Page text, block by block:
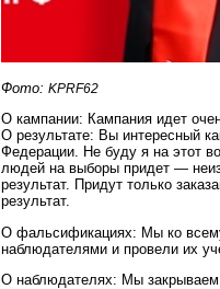
Фото: KPRF62
О кампании: Кампания идет
О результате: Вы интересный
Федерации. Не буду я на этот
людей на выборы придет —
результат. Придут только
результат.
О фальсификациях: Мы ко
наблюдателями и провели их
О наблюдателях: Мы закрываем